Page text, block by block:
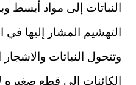
النباتات إلى مواد أبسط
وتتحول النباتات
الكائنات إلى قطع صغيره